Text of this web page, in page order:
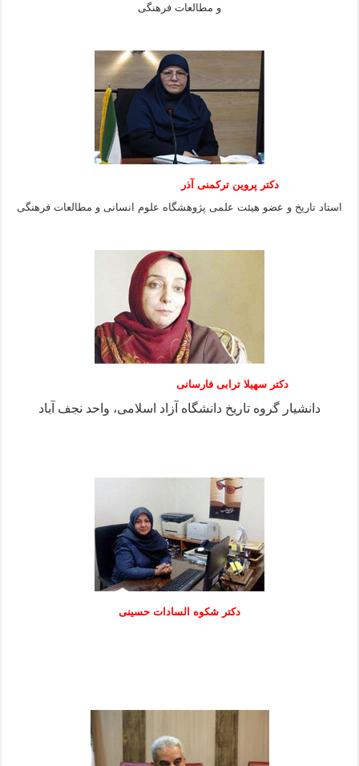
و مطالعات فرهنگى
دکتر پروین ترکمنی آذر
استاد تاریخ و عضو هیئت علمی پژوهشگاه علوم انسانی و مطالعات فرهنگى
دکتر سهیلا ترابی فارسانی
دانشیار گروه تاریخ دانشگاه آزاد اسلامی، واحد نجف آباد
دكتر شكوه السادات حسينی